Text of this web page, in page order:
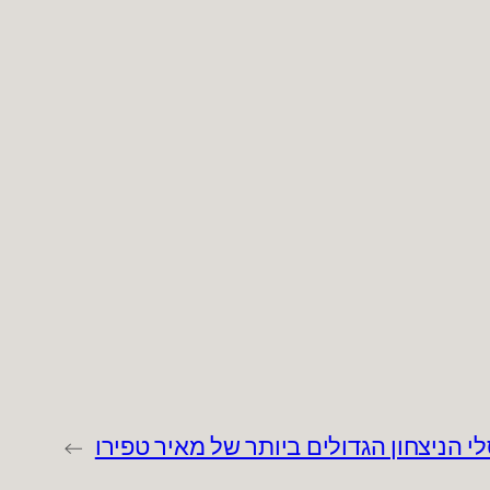
הניצחון הגדולים ביותר של מאיר טפירו →